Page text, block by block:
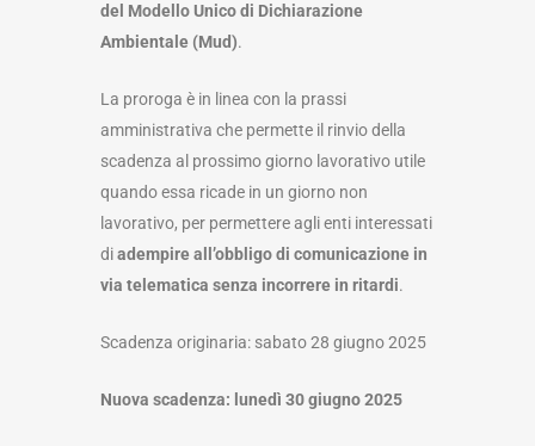
del Modello Unico di Dichiarazione
Ambientale (Mud).
La proroga è in linea con la prassi
amministrativa che permette il rinvio della
scadenza al prossimo giorno lavorativo utile
quando essa ricade in un giorno non
lavorativo, per permettere agli enti interessati
diadempire all’obbligo di comunicazione in
via telematica senza incorrere in ritardi.
Scadenza originaria: sabato 28 giugno 2025
Nuova scadenza: lunedì 30 giugno 2025